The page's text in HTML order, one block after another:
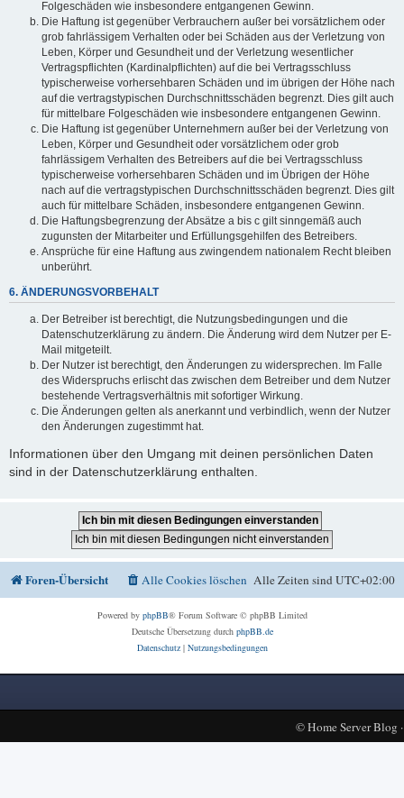
Folgeschäden wie insbesondere entgangenen Gewinn.
Die Haftung ist gegenüber Verbrauchern außer bei vorsätzlichem oder
grob fahrlässigem Verhalten oder bei Schäden aus der Verletzung von
Leben, Körper und Gesundheit und der Verletzung wesentlicher
Vertragspflichten (Kardinalpflichten) auf die bei Vertragsschluss
typischerweise vorhersehbaren Schäden und im übrigen der Höhe nach
auf die vertragstypischen Durchschnittsschäden begrenzt. Dies gilt auch
für mittelbare Folgeschäden wie insbesondere entgangenen Gewinn.
Die Haftung ist gegenüber Unternehmern außer bei der Verletzung von
Leben, Körper und Gesundheit oder vorsätzlichem oder grob
fahrlässigem Verhalten des Betreibers auf die bei Vertragsschluss
typischerweise vorhersehbaren Schäden und im Übrigen der Höhe
nach auf die vertragstypischen Durchschnittsschäden begrenzt. Dies gilt
auch für mittelbare Schäden, insbesondere entgangenen Gewinn.
Die Haftungsbegrenzung der Absätze a bis c gilt sinngemäß auch
zugunsten der Mitarbeiter und Erfüllungsgehilfen des Betreibers.
Ansprüche für eine Haftung aus zwingendem nationalem Recht bleiben
unberührt.
6. ÄNDERUNGSVORBEHALT
Der Betreiber ist berechtigt, die Nutzungsbedingungen und die
Datenschutzerklärung zu ändern. Die Änderung wird dem Nutzer per E-
Mail mitgeteilt.
Der Nutzer ist berechtigt, den Änderungen zu widersprechen. Im Falle
des Widerspruchs erlischt das zwischen dem Betreiber und dem Nutzer
bestehende Vertragsverhältnis mit sofortiger Wirkung.
Die Änderungen gelten als anerkannt und verbindlich, wenn der Nutzer
den Änderungen zugestimmt hat.
Informationen über den Umgang mit deinen persönlichen Daten
sind in der Datenschutzerklärung enthalten.
Foren-Übersicht Alle Zeiten sindUTC+02:00
Alle Cookies löschen
Powered by phpBB® Forum Software © phpBB Limited
Deutsche Übersetzung durch phpBB.de
Datenschutz| Nutzungsbedingungen
©Home Server Blog